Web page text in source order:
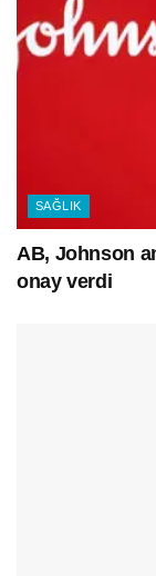
SAĞLIK
AB, Johnson
onay verdi